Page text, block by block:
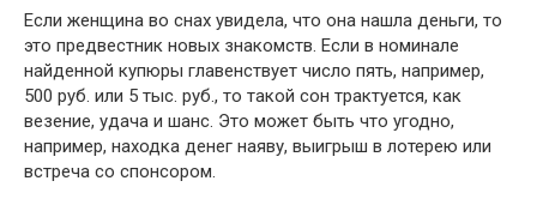
Если женщина во снах увидела, что она нашла деньги, то
это предвестник новых знакомств. Если в номинале
найденной купюры главенствует число пять, например,
500 руб. или 5 тыс. руб., то такой сон трактуется, как
везение, удача и шанс. Это может быть что угодно,
например, находка денег наяву, выигрыш в лотерею или
встреча со спонсором.